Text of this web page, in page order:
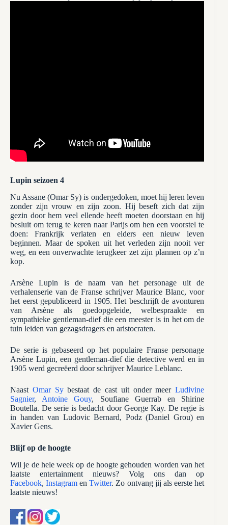
Lupin seizoen 4
Nu Assane (Omar Sy) is ondergedoken, moet hij leren leven
zonder zijn vrouw en zijn zoon. Hij beseft zich dat zijn
gezin door hem veel ellende heeft moeten doorstaan en hij
besluit om terug te keren naar Parijs om hen een voorstel te
doen: Frankrijk verlaten en elders een nieuw leven
beginnen. Maar de spoken uit het verleden zijn nooit ver
weg, en een onverwachte terugkeer zet zijn plannen op z’n
kop.
Arsène Lupin is de naam van het personage uit de
verhalenserie van de Franse schrijver Maurice Blanc, voor
het eerst gepubliceerd in 1905. Het beschrijft de avonturen
van Arsène als goedopgeleide, welbespraakte en
sympathieke gentleman-dief die een meester is in het om de
tuin leiden van gezagsdragers en aristocraten.
De serie is gebaseerd op het populaire Franse personage
Arsène Lupin, een gentleman-dief die detective werd en in
1905 werd gecreëerd door schrijver Maurice Leblanc.
Naast Omar Sybestaat de cast uit onder meerLudivine
Sagnier, Antoine Gouy, Soufiane Guerrab en Shirine
Boutella. De serie is bedacht door George Kay. De regie is
in handen van Ludovic Bernard, Podz (Daniel Grou) en
Xavier Gens.
Blijf op de hoogte
Wil je de hele week op de hoogte gehouden worden van het
laatste entertainment nieuws? Volg ons dan op
Facebook,InstagramenTwitter. Zo ontvang jij als eerste het
laatste nieuws!